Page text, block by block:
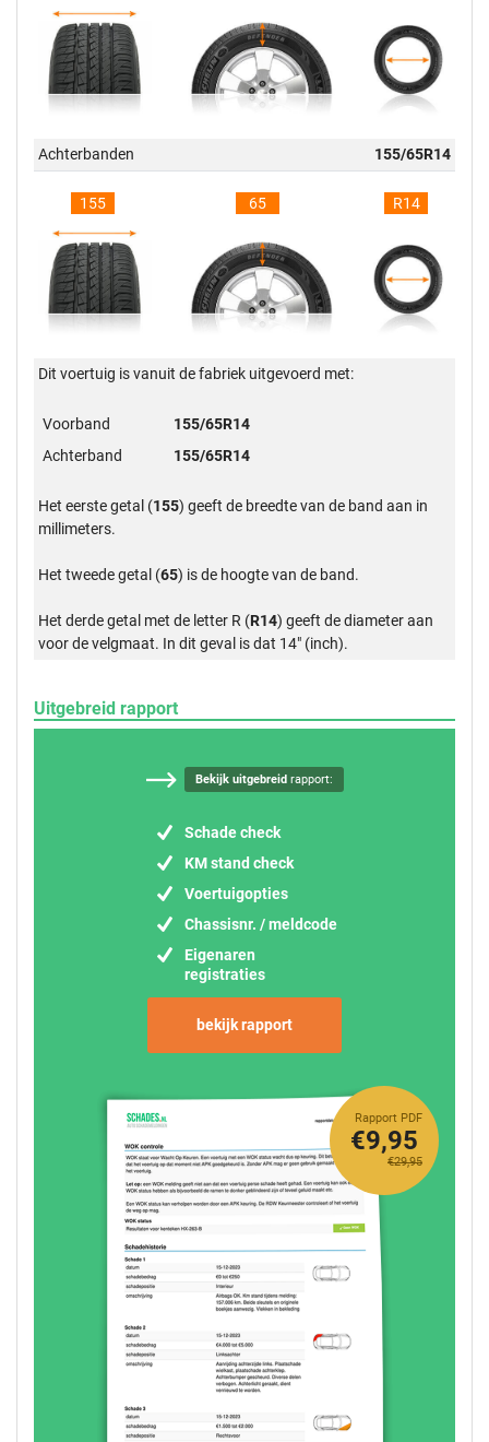
Achterbanden 155/65R14
155 65 R14
Dit voertuig is vanuit de fabriek uitgevoerd met:
Voorband
155/65R14
Achterband
155/65R14
Het eerste getal (155) geeft de breedte van de band aan in
millimeters.
Het tweede getal (65) is de hoogte van de band.
Het derde getal met de letter R (R14) geeft de diameter aan
voor de velgmaat. In dit geval is dat 14" (inch).
Uitgebreid rapport
Bekijk uitgebreid rapport:
Schade check
KM stand check
Voertuigopties
Chassisnr. / meldcode
Eigenaren
registraties
bekijk rapport
Rapport PDF
€29,95
€9,95